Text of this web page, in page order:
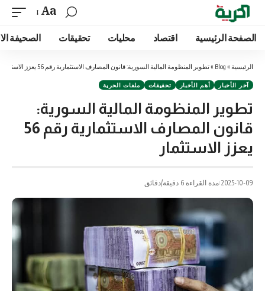
Aa
الصفحة الرئيسية اقتصاد محليات تحقيقات الصحيفة
الرئيسية »
Blog
»تطوير المنظومة المالية السورية: قانون المصارف الاستثمارية رقم 56 يعزز الاستثمار
آخر الأخبار أهم الأخبار تحقيقات ملفات الحرية
تطوير المنظومة المالية السورية:
قانون المصارف الاستثمارية رقم 56
يعزز الاستثمار
2025-10-09 مدة القراءة 6 دقيقة/دقائق